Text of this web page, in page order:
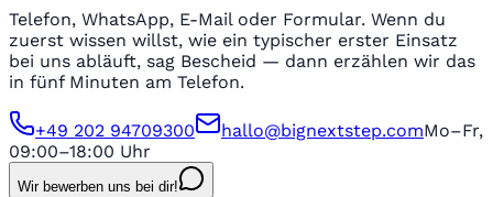
Telefon, WhatsApp, E-Mail oder Formular. Wenn du
zuerst wissen willst, wie ein typischer erster Einsatz
bei uns abläuft, sag Bescheid — dann erzählen wir das
in fünf Minuten am Telefon.
+49 202 94709300 hallo@bignextstep.comMo–Fr,
09:00–18:00 Uhr
Wir bewerben uns bei dir!